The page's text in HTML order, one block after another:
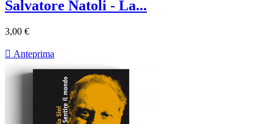
Salvatore Natoli - La...
3,00 €
 Anteprima